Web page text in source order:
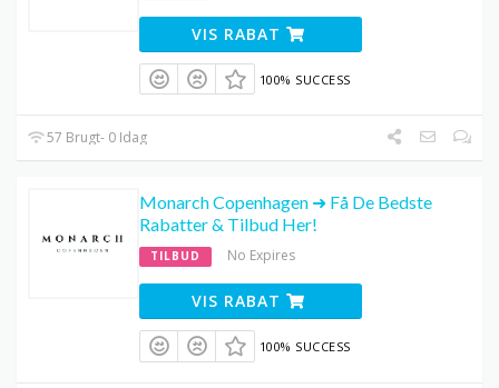
VIS RABAT
100% SUCCESS
57 Brugt- 0 Idag
Monarch Copenhagen ➜ Få De Bedste
Rabatter & Tilbud Her!
TILBUD No Expires
VIS RABAT
100% SUCCESS